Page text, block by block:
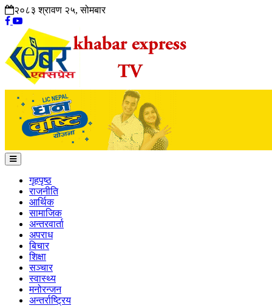
२०८३ श्रावण २५, सोमबार
गृहपृष्ठ
राजनीति
आर्थिक
सामाजिक
अन्तरवार्ता
अपराध
बिचार
शिक्षा
सञ्चार
स्वास्थ्य
मनोरन्जन
अन्तर्राष्ट्रिय